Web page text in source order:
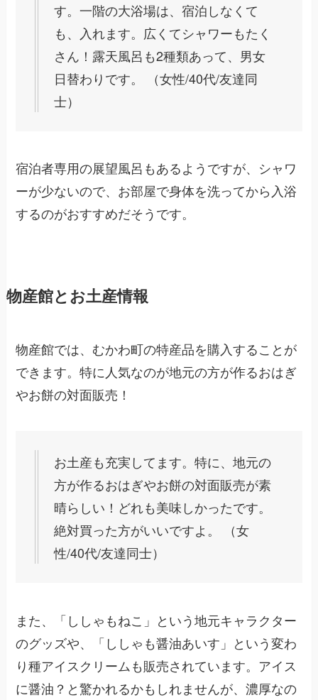
す。一階の大浴場は、宿泊しなくて
も、入れます。広くてシャワーもたく
さん！露天風呂も2種類あって、男女
日替わりです。 （女性/40代/友達同
士）
宿泊者専用の展望風呂もあるようですが、シャワ
ーが少ないので、お部屋で身体を洗ってから入浴
するのがおすすめだそうです。
物産館とお土産情報
物産館では、むかわ町の特産品を購入することが
できます。特に人気なのが地元の方が作るおはぎ
やお餅の対面販売！
お土産も充実してます。特に、地元の
方が作るおはぎやお餅の対面販売が素
晴らしい！どれも美味しかったです。
絶対買った方がいいですよ。 （女
性/40代/友達同士）
また、「ししゃもねこ」という地元キャラクター
のグッズや、「ししゃも醤油あいす」という変わ
り種アイスクリームも販売されています。アイス
に醤油？と驚かれるかもしれませんが、濃厚なの